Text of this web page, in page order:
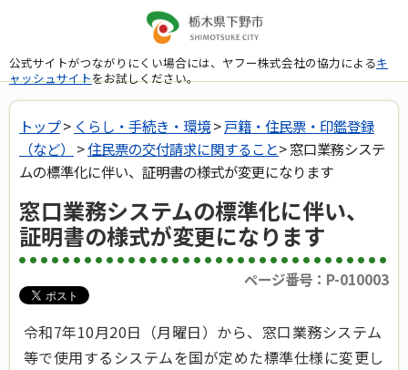
公式サイトがつながりにくい場合には、ヤフー株式会社の協力によるキ
ャッシュサイトをお試しください。
トップ> くらし・手続き・環境>戸籍・住民票・印鑑登録
（など）
>住民票の交付請求に関すること> 窓口業務システ
ムの標準化に伴い、証明書の様式が変更になります
窓口業務システムの標準化に伴い、
証明書の様式が変更になります
ページ番号：P-010003
令和7年10月20日（月曜日）から、窓口業務システム
等で使用するシステムを国が定めた標準仕様に変更し